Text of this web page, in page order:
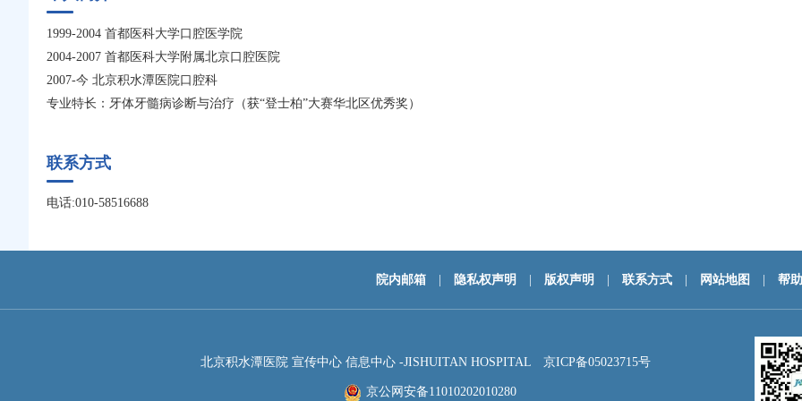
1999-2004 首都医科大学口腔医学院
2004-2007 首都医科大学附属北京口腔医院
2007-今 北京积水潭医院口腔科
专业特长：牙体牙髓病诊断与治疗（获“登士柏”大赛华北区优秀奖）
联系方式
电话:010-58516688
院内邮箱 隐私权声明 版权声明 联系方式 网站地图 帮
北京积水潭医院 宣传中心 信息中心 -JISHUITAN HOSPITAL 京ICP备05023715号
京公网安备11010202010280